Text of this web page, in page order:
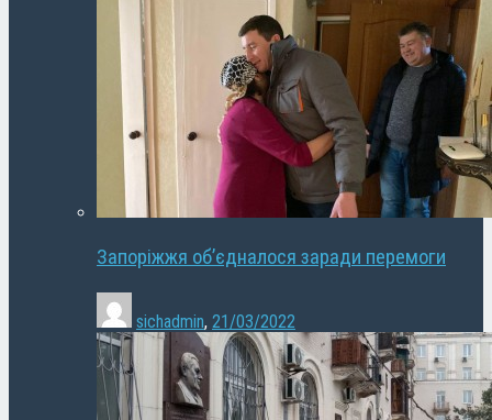
Запоріжжя об’єдналося заради перемоги
sichadmin, 21/03/2022